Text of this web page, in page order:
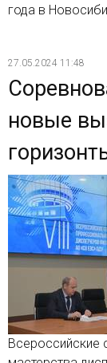
года в
27.05.2024 11:48
новые
Всероссийские